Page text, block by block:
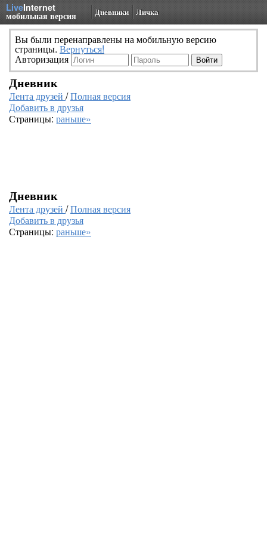
LiveInternet
мобильная версия Дневники Личка
Вы были перенаправлены на мобильную версию
страницы. Вернуться!
Авторизация
Дневник
Лента друзей /Полная версия
Добавить в друзья
Страницы: раньше»
Дневник
Лента друзей /Полная версия
Добавить в друзья
Страницы: раньше»